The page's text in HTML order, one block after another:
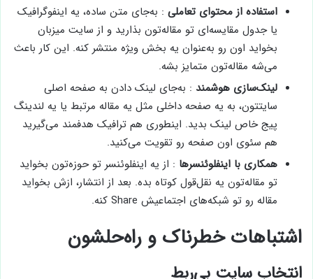
استفاده از محتوای تعاملی : به‌جای متن ساده، یه اینفوگرافیک
یا جدول مقایسه‌ای تو مقاله‌تون بذارید و از سایت میزبان
بخواید اون رو به‌عنوان یه بخش ویژه منتشر کنه. این کار باعث
می‌شه مقاله‌تون متمایز بشه.
لینک‌سازی هوشمند : به‌جای لینک دادن به صفحه اصلی
سایتتون، به یه صفحه داخلی مثل یه مقاله مرتبط یا یه لندینگ
پیج خاص لینک بدید. اینطوری هم ترافیک هدفمند می‌گیرید
هم سئوی اون صفحه رو تقویت می‌کنید.
همکاری با اینفلوئنسرها : از یه اینفلوئنسر تو حوزه‌تون بخواید
تو مقاله‌تون یه نقل‌قول کوتاه بده. بعد از انتشار، ازش بخواید
مقاله رو تو شبکه‌های اجتماعیش Share کنه.
اشتباهات خطرناک و راه‌حلشون
انتخاب سایت بی‌ربط